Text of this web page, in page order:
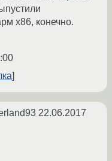
x86, конечно.
22.06.2017